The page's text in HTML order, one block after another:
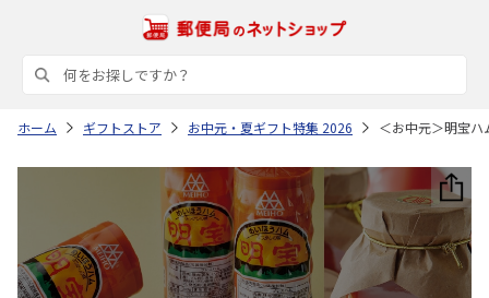
ホーム ギフトストア お中元・夏ギフト特集 2026 ＜お中元＞明宝